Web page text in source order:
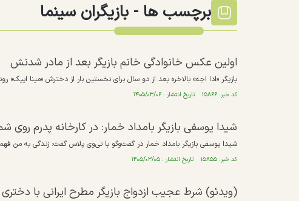
برچسب ها - بازیگران سینما
اولین عکس خانوادگی خانم بازیگر بعد از مادر شدنش
بازیگر «ادا اجه» بالاخره بعد از دو سال برای نخستین بار از دخترش «مینا ایپک»
کد خبر: ۱۵۸۶۶ تاریخ انتشار : ۱۴۰۵/۰۳/۰۶
شیدا یوسفی بازیگر بامداد خمار: در کارخانه پدرم
شیدا یوسفی بازیگر بامداد خمار در گفت‌و‌گو با تی‌وی پلاس گفت: زندگی به من
کد خبر: ۱۵۸۵۵ تاریخ انتشار : ۱۴۰۵/۰۳/۰۵
(ویدئو) شرط عجیب ازدواج بازیگر مطرح ایرانی با دختری